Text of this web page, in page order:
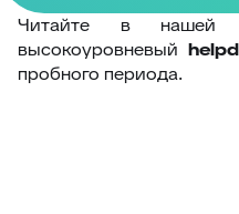
Читайте в нашей
высокоуровневый
пробного периода.